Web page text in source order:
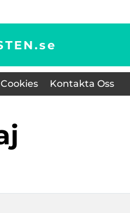
se
Cookies Kontakta Oss